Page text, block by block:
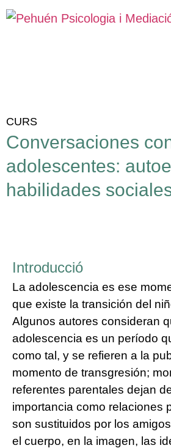
CURS
Conversaciones
adolescentes:
habilidades
Introducció
La adolescencia es ese
que existe la transición del
Algunos autores consideran
adolescencia es un período
como tal, y se refieren a la
momento de transgresión;
referentes parentales dejan
importancia como relaciones
son sustituidos por los
el cuerpo, en la imagen, las